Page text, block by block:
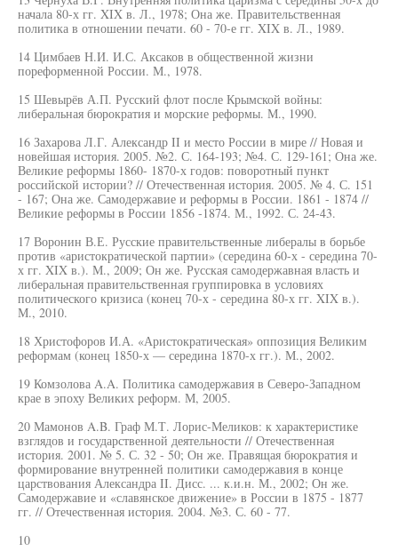
начала 80-х гг. XIX в. Л., 1978; Она же. Правительственная
политика в отношении печати. 60 - 70-е гг. XIX в. Л., 1989.
14 Цимбаев Н.И. И.С. Аксаков в общественной жизни
пореформенной России. М., 1978.
15 Шевырёв А.П. Русский флот после Крымской войны:
либеральная бюрократия и морские реформы. М., 1990.
16 Захарова Л.Г. Александр II и место России в мире // Новая и
новейшая история. 2005. №2. С. 164-193; №4. С. 129-161; Она же.
Великие реформы 1860- 1870-х годов: поворотный пункт
российской истории? // Отечественная история. 2005. № 4. С. 151
- 167; Она же. Самодержавие и реформы в России. 1861 - 1874 //
Великие реформы в России 1856 -1874. М., 1992. С. 24-43.
17 Воронин В.Е. Русские правительственные либералы в борьбе
против «аристократической партии» (середина 60-х - середина 70-
х гг. XIX в.). М., 2009; Он же. Русская самодержавная власть и
либеральная правительственная группировка в условиях
политического кризиса (конец 70-х - середина 80-х гг. XIX в.).
М., 2010.
18 Христофоров И.А. «Аристократическая» оппозиция Великим
реформам (конец 1850-х — середина 1870-х гг.). М., 2002.
19 Комзолова A.A. Политика самодержавия в Северо-Западном
крае в эпоху Великих реформ. М, 2005.
20 Мамонов A.B. Граф М.Т. Лорис-Меликов: к характеристике
взглядов и государственной деятельности // Отечественная
история. 2001. № 5. С. 32 - 50; Он же. Правящая бюрократия и
формирование внутренней политики самодержавия в конце
царствования Александра II. Дисс. ... к.и.н. М., 2002; Он же.
Самодержавие и «славянское движение» в России в 1875 - 1877
гг. // Отечественная история. 2004. №3. С. 60 - 77.
10